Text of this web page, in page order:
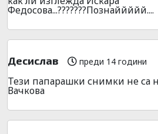
Федосова...???????Познаййййй....
Десислав преди 14 години
Тези папарашки снимки не са
Вачкова